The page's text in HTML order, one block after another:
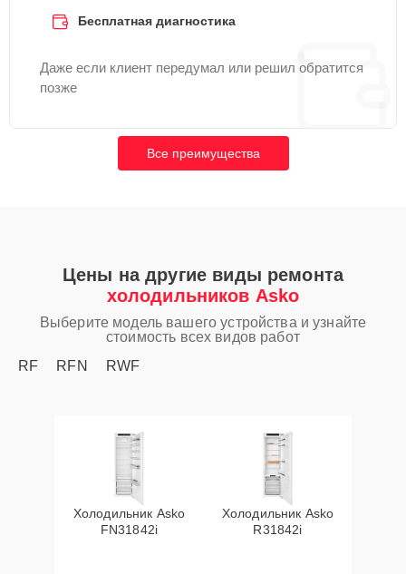
Бесплатная диагностика
Даже если клиент передумал или решил обратится
позже
Все преимущества
Цены на другие виды ремонта
холодильников Asko
Выберите модель вашего устройства и узнайте
стоимость всех видов работ
RF
RFN RWF
Холодильник Asko
FN31842i
Холодильник Asko
R31842i